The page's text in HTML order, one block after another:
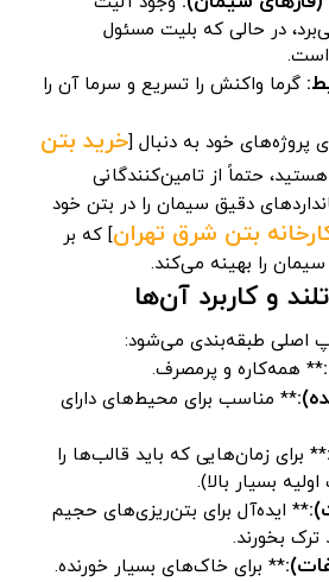
در حالی که بلیت مسئول
است.
گرما واکنش را تسریع و سرما آن را
پروژه‌های خود به دنبال [خرید بتن
حتماً از تامین‌کنندگانی
دقیق سیمان را در بتن خود
بتن شرق تهران] که بر
را بهینه می‌کند.
و کاربرد آن‌ها
** همه‌کاره و پرمصرف.
** مناسب برای محیط‌های دارای
** برای زمان‌هایی که باید قالب‌ها را
بسیار بالا).
** ایده‌آل برای بتن‌ریزی‌های حجیم
بخورند.
** برای خاک‌های بسیار خورنده.